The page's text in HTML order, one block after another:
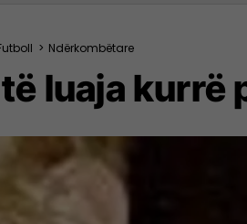
> Ndërkombëtare
luaja kurrë